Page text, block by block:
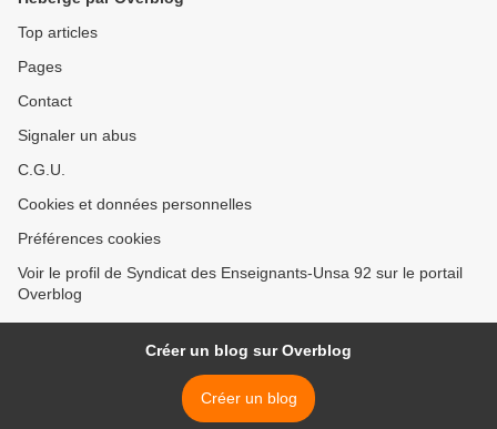
Top articles
Pages
Contact
Signaler un abus
C.G.U.
Cookies et données personnelles
Préférences cookies
Voir le profil de Syndicat des Enseignants-Unsa 92 sur le portail
Overblog
Créer un blog sur Overblog
Créer un blog